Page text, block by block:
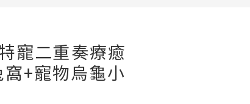
寵二重奏療癒
+寵物烏龜小